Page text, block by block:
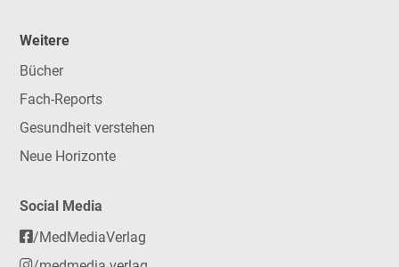
Weitere
Bücher
Fach-Reports
Gesundheit verstehen
Neue Horizonte
Social Media
/MedMediaVerlag